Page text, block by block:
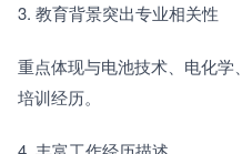
3. 教育背景突出专业相关性
重点体现与电池技术、电化
培训经历。